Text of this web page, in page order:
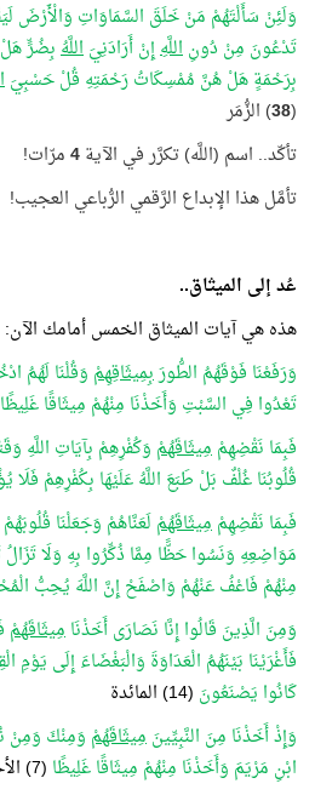
وَلَئِنْ سَأَلْتَهُمْ مَنْ خَلَقَ السَّمَاوَاتِ وَالْأَرْضَ
تَدْعُونَ مِنْ دُونِاللَّهِإِنْ أَرَادَنِيَاللَّهُبِضُرٍّ
بِرَحْمَةٍ هَلْ هُنَّ مُمْسِكَاتُ رَحْمَتِهِ قُلْ حَسْبِيَ
(
38) الزُّمَر
تأكّد.. اسم (اللَّه) تكرَّر في الآية4مرّات!
تأمَّل هذا الإبداع الرَّقمي الرُّباعي العجيب!
عُد إلى الميثاق..
هذه هي آيات الميثاق الخمس أمامك الآن:
وَرَفَعْنَا فَوْقَهُمُ الطُّورَبِمِيثَاقِهِمْ وَقُلْنَا لَهُمُ
تَعْدُوا فِي السَّبْتِ وَأَخَذْنَا مِنْهُمْ مِيثَاقًا غَلِيظًا
فَبِمَا نَقْضِهِمْمِيثَاقَهُمْ وَكُفْرِهِمْ بِآيَاتِ اللَّهِ
قُلُوبُنَا غُلْفٌ بَلْ طَبَعَ اللَّهُ عَلَيْهَا بِكُفْرِهِمْ فَلَا
فَبِمَا نَقْضِهِمْمِيثَاقَهُمْلَعَنَّاهُمْ وَجَعَلْنَا
مَوَاضِعِهِ وَنَسُوا حَظًّا مِمَّا ذُكِّرُوا بِهِ وَلَا تَزَالُ
مِنْهُمْ فَاعْفُ عَنْهُمْ وَاصْفَحْ إِنَّ اللَّهَ يُحِبُّ
وَمِنَ الَّذِينَ قَالُوا إِنَّا نَصَارَى أَخَذْنَامِيثَاقَهُمْ
فَأَغْرَيْنَا بَيْنَهُمُ الْعَدَاوَةَ وَالْبَغْضَاءَ إِلَى يَوْمِ
كَانُوا يَصْنَعُونَ (14) المائدة
وَإِذْ أَخَذْنَا مِنَ النَّبِيِّينَمِيثَاقَهُمْ وَمِنْكَ وَمِنْ
ابْنِ مَرْيَمَ وَأَخَذْنَا مِنْهُمْ مِيثَاقًا غَلِيظًا (7)